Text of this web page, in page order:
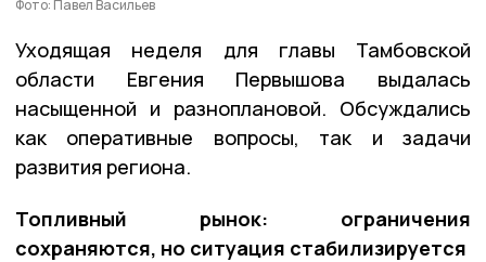
Фото: Павел Васильев
Уходящая неделя для главы Тамбовской
области Евгения Первышова выдалась
насыщенной и разноплановой. Обсуждались
как оперативные вопросы, так и задачи
развития региона.
Топливный рынок: ограничения
сохраняются, но ситуация стабилизируется